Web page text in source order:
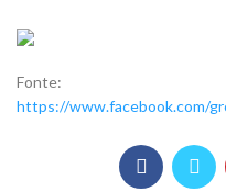
Fonte:
https://www.facebook.com/